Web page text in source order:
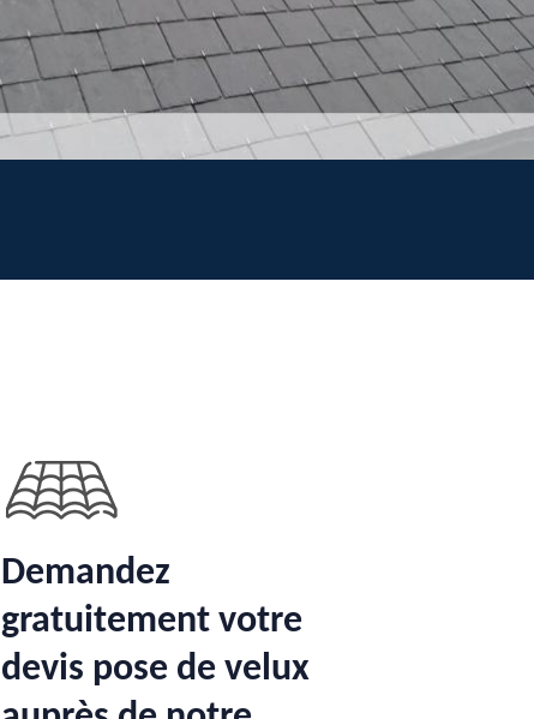
Demandez
gratuitement votre
devis pose de velux